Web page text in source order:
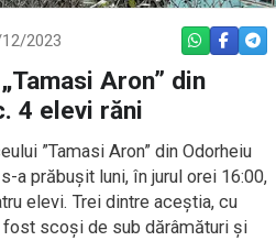
2023 WHATSAPP
Aron” din
4 elevi răni
”Tamasi Aron” din Odorheiu
a prăbușit luni, în jurul orei 16:00,
elevi. Trei dintre aceștia, cu
fost scoși de sub dărâmături și